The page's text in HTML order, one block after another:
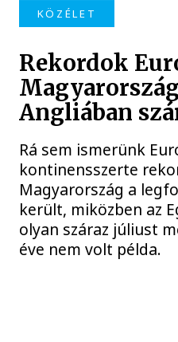
KÖZÉLET
Rekordok
Angliában
Rá sem ismerünk
kontinensszerte
Magyarország a
került, miközben az
olyan száraz júliust
éve nem volt példa.